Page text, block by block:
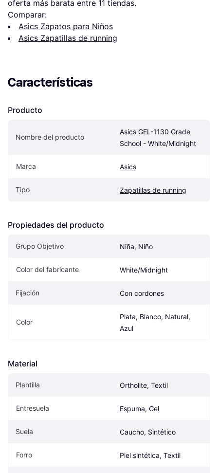
oferta más barata entre 11 tiendas.
Comparar:
Asics Zapatos para Niños
Asics Zapatillas de running
Características
Producto
Nombre del producto
Asics GEL-1130 Grade
School - White/Midnight
Marca Asics
Tipo Zapatillas de running
Propiedades del producto
Grupo Objetivo Niña, Niño
Color del fabricante White/Midnight
Fijación Con cordones
Color
Plata, Blanco, Natural,
Azul
Material
Plantilla Ortholite, Textil
Entresuela Espuma, Gel
Suela Caucho, Sintético
Forro Piel sintética, Textil